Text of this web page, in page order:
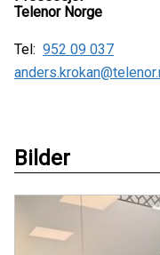
Telenor Norge
Tel: 952 09 037
Bilder